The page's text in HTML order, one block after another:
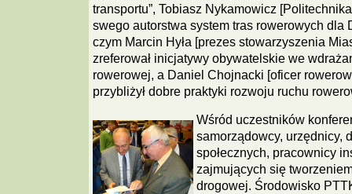
transportu”, Tobiasz Nykamowicz
swego autorstwa system tras rowerowych dla
czym Marcin Hyła [prezes stowarzyszenia
zreferował inicjatywy obywatelskie we
rowerowej, a Daniel Chojnacki [oficer
przybliżył dobre praktyki rozwoju ruchu
Wśród uczestników
samorządowcy, urzędnicy,
społecznych, pracownicy
zajmujących się
drogowej. Środowisko